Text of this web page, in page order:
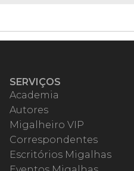
SERVIÇOS
Academia
Autores
Migalheiro VIP
Correspondentes
Escritórios Migalhas